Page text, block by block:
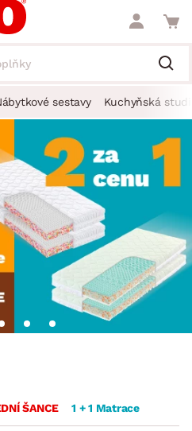
sestavy Kuchyňská
ŠANCE 1 + 1 Matrace